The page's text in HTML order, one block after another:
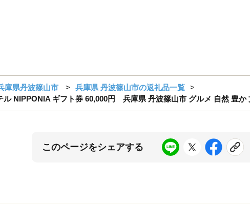
庫県丹波篠山市
兵庫県 丹波篠山市の返礼品一覧
ル NIPPONIA ギフト券 60,000円 兵庫県 丹波篠山市 グルメ 自然 豊
このページをシェアする